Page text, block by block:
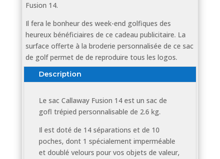
Fusion 14.
Il fera le bonheur des week-end golfiques des
heureux bénéficiaires de ce cadeau publicitaire. La
surface offerte à la broderie personnalisée de ce sac
de golf permet de de reproduire tous les logos.
Description
Le sac Callaway Fusion 14 est un sac de
gofl trépied personnalisable de 2.6 kg.
Il est doté de 14 séparations et de 10
poches, dont 1 spécialement imperméable
et doublé velours pour vos objets de valeur,